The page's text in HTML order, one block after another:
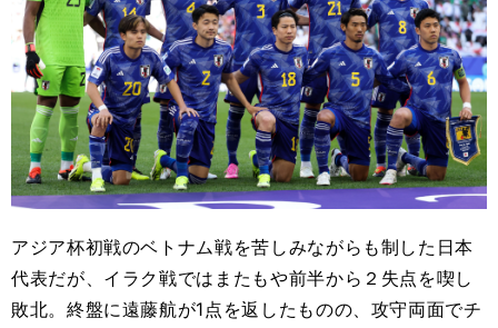
アジア杯初戦のベトナム戦を苦しみながらも制した日本
代表だが、イラク戦ではまたもや前半から２失点を喫し
敗北。終盤に遠藤航が1点を返したものの、攻守両面でチ